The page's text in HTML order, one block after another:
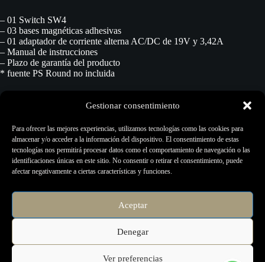
Gestionar consentimiento
Para ofrecer las mejores experiencias, utilizamos tecnologías como las cookies para
almacenar y/o acceder a la información del dispositivo. El consentimiento de estas
tecnologías nos permitirá procesar datos como el comportamiento de navegación o las
identificaciones únicas en este sitio. No consentir o retirar el consentimiento, puede
afectar negativamente a ciertas características y funciones.
Aceptar
Denegar
Ver preferencias
– 01 Switch SW4
– 03 bases magnéticas adhesivas
– 01 adaptador de corriente alterna AC/DC de 19V y 3,42A
– Manual de instrucciones
– Plazo de garantía del producto
* fuente PS Round no incluida
Europea vigente. La garantía de Electric Ink contra defectos de
fabricación comienza a contar desde la compra del producto por
parte del consumidor, comprobada mediante la factura de compra del
artículo respectivo.
———————– Asistencia Técnica ————————–
Contacto por correo electrónico a través de info@electric.local